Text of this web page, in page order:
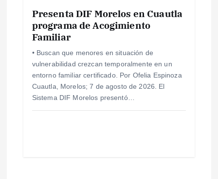
Presenta DIF Morelos en Cuautla
programa de Acogimiento
Familiar
• Buscan que menores en situación de
vulnerabilidad crezcan temporalmente en un
entorno familiar certificado. Por Ofelia Espinoza
Cuautla, Morelos; 7 de agosto de 2026. El
Sistema DIF Morelos presentó…